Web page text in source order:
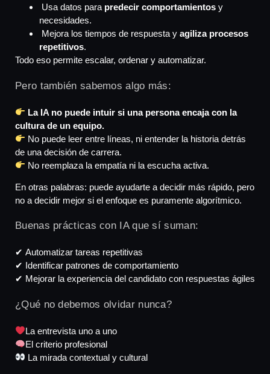
Usa datos para predecir comportamientos y
necesidades.
Mejora los tiempos de respuesta y agiliza procesos
repetitivos.
Todo eso permite escalar, ordenar y automatizar.
Pero también sabemos algo más:
La IA no puede intuir si una persona encaja con la
cultura de un equipo.
No puede leer entre líneas, ni entender la historia detrás
de una decisión de carrera.
No reemplaza la empatía ni la escucha activa.
En otras palabras: puede ayudarte a decidir más rápido, pero
no a decidir mejor si el enfoque es puramente algorítmico.
Buenas prácticas con IA que sí suman:
✔ Automatizar tareas repetitivas
✔ Identificar patrones de comportamiento
✔ Mejorar la experiencia del candidato con respuestas ágiles
¿Qué no debemos olvidar nunca?
La entrevista uno a uno
El criterio profesional
La mirada contextual y cultural